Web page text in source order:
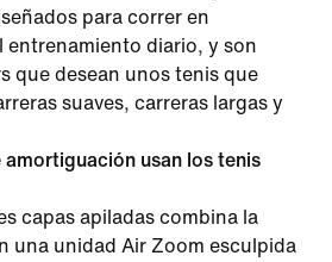
para correr en
entrenamiento diario, y son
que desean unos tenis que
suaves, carreras largas y
usan los tenis
capas apiladas combina la
una unidad Air Zoom esculpida